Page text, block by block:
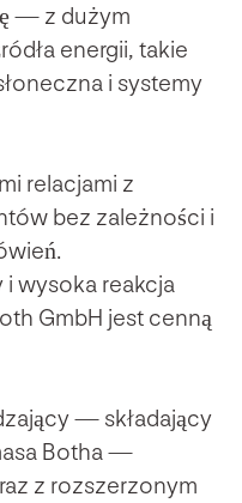
— z dużym
energii, takie
i systemy
relacjami z
bez zależności i
wysoka reakcja
GmbH jest cenną
— składający
Botha —
z rozszerzonym